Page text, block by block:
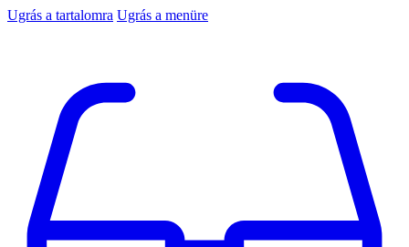
Ugrás a tartalomra Ugrás a menüre